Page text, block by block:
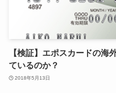
【検証】エポスカードの海
ているのか？
2018年5月13日